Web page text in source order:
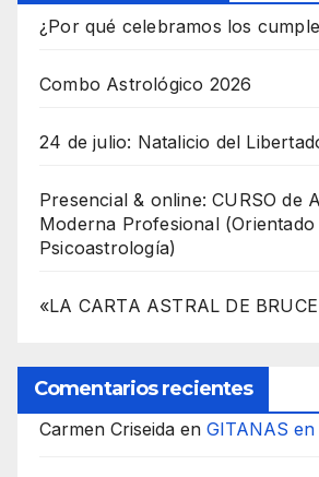
¿Por qué celebramos los
Combo Astrológico 2026
24 de julio: Natalicio del
Presencial & online: CURSO de
Moderna Profesional (Orientado
Psicoastrología)
«LA CARTA ASTRAL DE
Comentarios recientes
Carmen Criseida en GITANAS en